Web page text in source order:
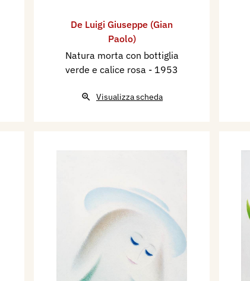
De Luigi Giuseppe (Gian
Paolo)
Natura morta con bottiglia
verde e calice rosa - 1953
Visualizza scheda